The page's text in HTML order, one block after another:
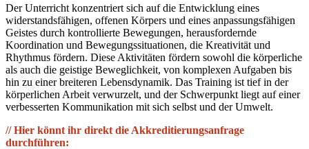
Der Unterricht konzentriert sich auf die Entwicklung eines
widerstandsfähigen, offenen Körpers und eines anpassungsfähigen
Geistes durch kontrollierte Bewegungen, herausfordernde
Koordination und Bewegungssituationen, die Kreativität und
Rhythmus fördern. Diese Aktivitäten fördern sowohl die körperliche
als auch die geistige Beweglichkeit, von komplexen Aufgaben bis
hin zu einer breiteren Lebensdynamik. Das Training ist tief in der
körperlichen Arbeit verwurzelt, und der Schwerpunkt liegt auf einer
verbesserten Kommunikation mit sich selbst und der Umwelt.
// Hier könnt ihr direkt die Akkreditierungsanfrage
durchführen: